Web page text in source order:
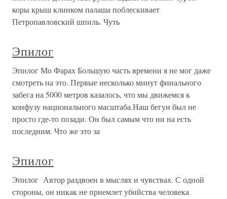
коры крыш клинком палаша поблескивает
Петропавловский шпиль. Чуть
Эпилог
Эпилог Мо Фарах Большую часть времени я не мог даже
смотреть на это. Первые несколько минут финального
забега на 5000 метров казалось, что мы движемся к
конфузу национального масштаба.Наш бегун был не
просто где-то позади. Он был самым что ни на есть
последним. Что же это за
Эпилог
Эпилог Автор раздвоен в мыслях и чувствах. С одной
стороны, он никак не приемлет убийства человека